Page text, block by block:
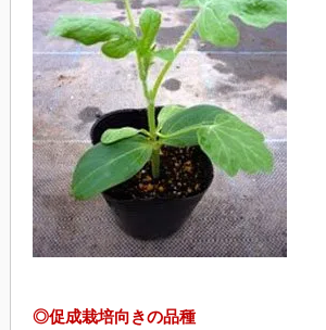
◎促成栽培向きの品種